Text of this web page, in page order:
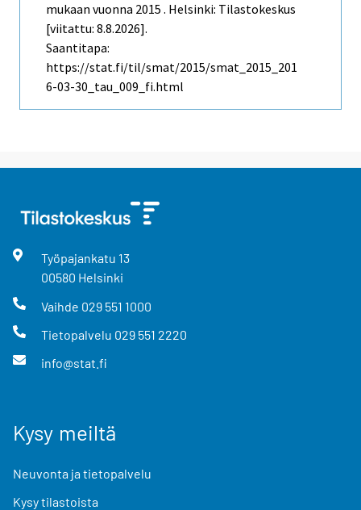
mukaan vuonna 2015 . Helsinki: Tilastokeskus
[viitattu: 8.8.2026].
Saantitapa:
https://stat.fi/til/smat/2015/smat_2015_201
6-03-30_tau_009_fi.html
Työpajankatu 13
00580 Helsinki
Vaihde 029 551 1000
Tietopalvelu 029 551 2220
info@stat.fi
Kysy meiltä
Neuvonta ja tietopalvelu
Kysy tilastoista